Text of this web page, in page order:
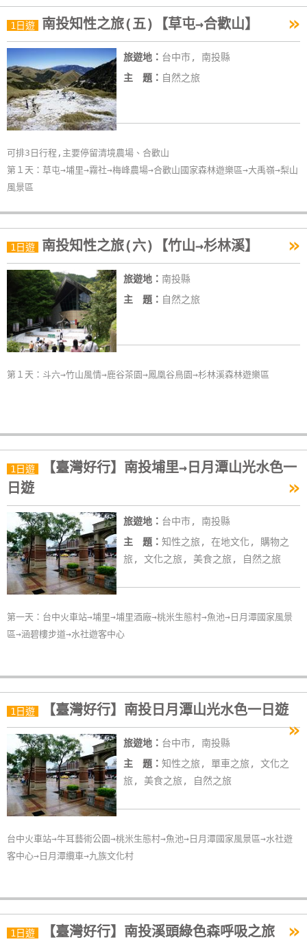
1日遊 南投知性之旅(五)【草屯→合歡山】 »
旅遊地： 台中市, 南投縣
主 題： 自然之旅
可排3日行程,主要停留清境農場、合歡山
第１天：草屯→埔里→霧社→梅峰農場→合歡山國家森林遊樂區→大禹嶺→梨山
風景區
1日遊 南投知性之旅(六)【竹山→杉林溪】 »
旅遊地： 南投縣
主 題： 自然之旅
第１天：斗六→竹山風情→鹿谷茶園→鳳凰谷鳥園→杉林溪森林遊樂區
1日遊
【臺灣好行】南投埔里→日月潭山光水色一
日遊
»
旅遊地： 台中市, 南投縣
主 題： 知性之旅, 在地文化, 購物之
旅, 文化之旅, 美食之旅, 自然之旅
第一天：台中火車站→埔里→埔里酒廠→桃米生態村→魚池→日月潭國家風景
區→涵碧樓步道→水社遊客中心
1日遊 【臺灣好行】南投日月潭山光水色一日遊
»
旅遊地： 台中市, 南投縣
主 題： 知性之旅, 單車之旅, 文化之
旅, 美食之旅, 自然之旅
台中火車站→牛耳藝術公園→桃米生態村→魚池→日月潭國家風景區→水社遊
客中心→日月潭纜車→九族文化村
1日遊 【臺灣好行】南投溪頭綠色森呼吸之旅 »